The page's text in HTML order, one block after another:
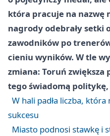
która pracuje na nazwę
nagrody odebrały setki
zawodników po
cieniu wyników. W tle
zmiana: Toruń zwiększa
tego świadomą
W hali padła liczba,
sukcesu
Miasto podnosi stawkę i